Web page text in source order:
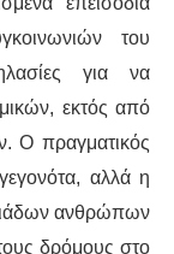
του
για να
εκτός από
Ο πραγματικός
αλλά η
ανθρώπων
δρόμους στο